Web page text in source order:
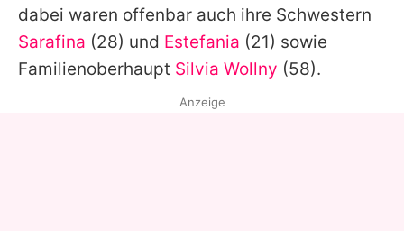
Utiq verwalten
dabei waren offenbar auch ihre Schwestern
Sarafina (28) und Estefania (21) sowie
Familienoberhaupt Silvia Wollny (58).
Anzeige